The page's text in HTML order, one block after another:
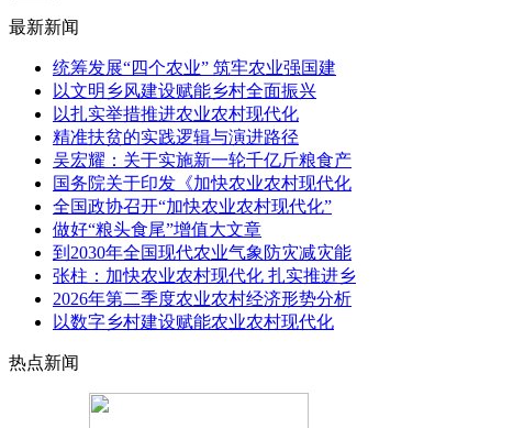
最新新闻
统筹发展“四个农业” 筑牢农业强国建
以文明乡风建设赋能乡村全面振兴
以扎实举措推进农业农村现代化
精准扶贫的实践逻辑与演进路径
吴宏耀：关于实施新一轮千亿斤粮食产
国务院关于印发《加快农业农村现代化
全国政协召开“加快农业农村现代化”
做好“粮头食尾”增值大文章
到2030年全国现代农业气象防灾减灾能
张柱：加快农业农村现代化 扎实推进乡
2026年第二季度农业农村经济形势分析
以数字乡村建设赋能农业农村现代化
热点新闻